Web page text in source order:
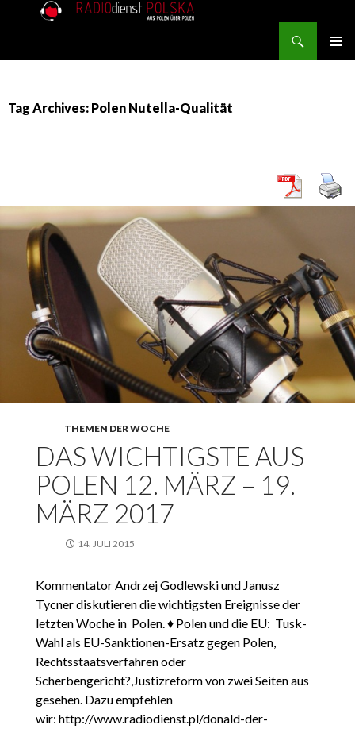
Tag Archives: Polen Nutella-Qualität
THEMEN DER WOCHE
DAS WICHTIGSTE AUS
POLEN 12. MÄRZ – 19.
MÄRZ 2017
14. JULI 2015
Kommentator Andrzej Godlewski und Janusz
Tycner diskutieren die wichtigsten Ereignisse der
letzten Woche in Polen. ♦ Polen und die EU: Tusk-
Wahl als EU-Sanktionen-Ersatz gegen Polen,
Rechtsstaatsverfahren oder
Scherbengericht?,Justizreform von zwei Seiten aus
gesehen. Dazu empfehlen
wir: http://www.radiodienst.pl/donald-der-